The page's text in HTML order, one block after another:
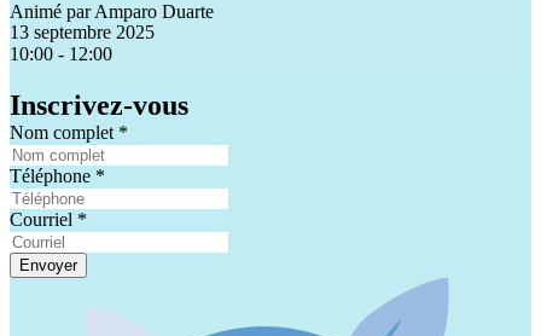
Animé parAmparo Duarte
13 septembre 2025
10:00 - 12:00
Inscrivez-vous
Nom complet *
Téléphone *
Courriel *
Envoyer